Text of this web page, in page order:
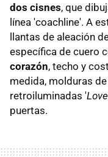
dos cisnes, que
línea 'coachline'. A
llantas de aleación
específica de cuero
corazón, techo y
medida, molduras
retroiluminadas '
puertas.